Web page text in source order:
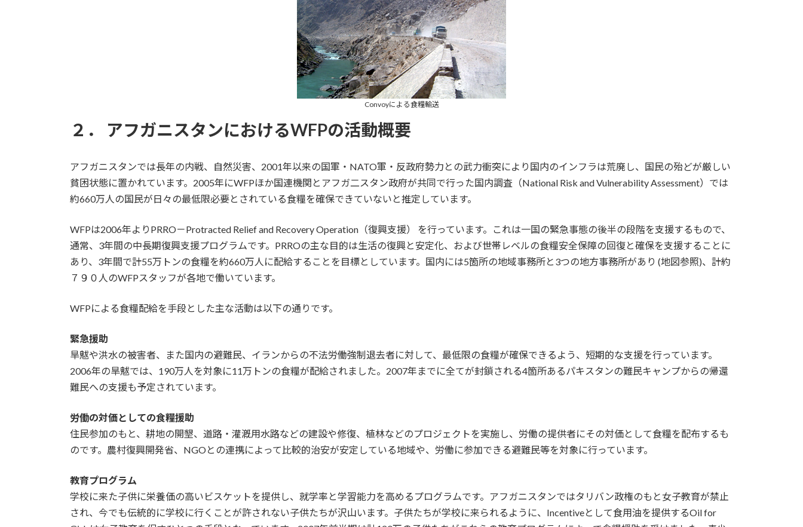
Convoyによる食糧輸送
２． アフガニスタンにおけるWFPの活動概要
アフガニスタンでは長年の内戦、自然災害、2001年以来の国軍・NATO軍・反政府勢力との武力衝突により国内のインフラは荒廃し、国民の殆どが厳しい
貧困状態に置かれています。2005年にWFPほか国連機関とアフガ二スタン政府が共同で行った国内調査（National Risk and Vulnerability Assessment）では
約660万人の国民が日々の最低限必要とされている食糧を確保できていないと推定しています。
WFPは2006年よりPRRO－Protracted Relief and Recovery Operation（復興支援） を行っています。これは一国の緊急事態の後半の段階を支援するもので、
通常、3年間の中長期復興支援プログラムです。PRROの主な目的は生活の復興と安定化、および世帯レベルの食糧安全保障の回復と確保を支援することに
あり、3年間で計55万トンの食糧を約660万人に配給することを目標としています。国内には5箇所の地域事務所と3つの地方事務所があり (地図参照)、計約
７９０人のWFPスタッフが各地で働いています。
WFPによる食糧配給を手段とした主な活動は以下の通りです。
緊急援助
旱魃や洪水の被害者、また国内の避難民、イランからの不法労働強制退去者に対して、最低限の食糧が確保できるよう、短期的な支援を行っています。
2006年の旱魃では、190万人を対象に11万トンの食糧が配給されました。2007年までに全てが封鎖される4箇所あるパキスタンの難民キャンプからの帰還
難民への支援も予定されています。
労働の対価としての食糧援助
住民参加のもと、耕地の開墾、道路・灌漑用水路などの建設や修復、植林などのプロジェクトを実施し、労働の提供者にその対価として食糧を配布するも
のです。農村復興開発省、NGOとの連携によって比較的治安が安定している地域や、労働に参加できる避難民等を対象に行っています。
教育プログラム
学校に来た子供に栄養価の高いビスケットを提供し、就学率と学習能力を高めるプログラムです。アフガニスタンではタリバン政権のもと女子教育が禁止
され、今でも伝統的に学校に行くことが許されない子供たちが沢山います。子供たちが学校に来られるように、Incentiveとして食用油を提供するOil for